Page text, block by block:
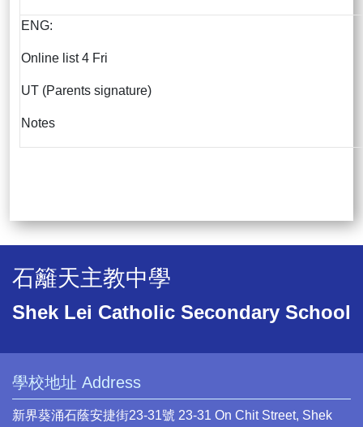
ENG:
Online list 4 Fri
UT (Parents signature)
Notes
石籬天主教中學
Shek Lei Catholic Secondary School
學校地址 Address
新界葵涌石蔭安捷街23-31號 23-31 On Chit Street, Shek